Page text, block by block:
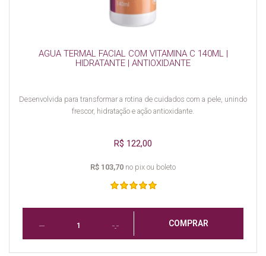
AGUA TERMAL FACIAL COM VITAMINA C 140ML |
HIDRATANTE | ANTIOXIDANTE
Desenvolvida para transformar a rotina de cuidados com a pele, unindo
frescor, hidratação e ação antioxidante.
R$ 122,00
R$ 103,70 no pix ou boleto
COMPRAR